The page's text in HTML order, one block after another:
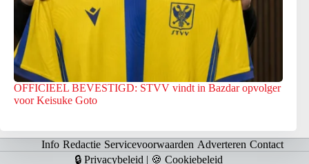
OFFICIEEL BEVESTIGD: STVV vindt in Bazdar opvolger
voor Keisuke Goto
Info Redactie Servicevoorwaarden Adverteren Contact
🔒 Privacybeleid | 🍪 Cookiebeleid